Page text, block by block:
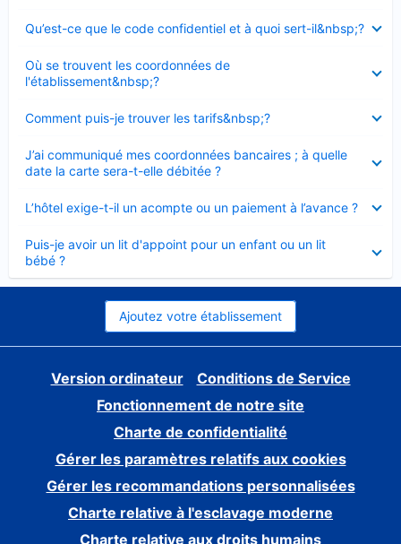
Qu’est-ce que le code confidentiel et à quoi sert-il&nbsp;?
fermé
Où se trouvent les coordonnées de
l'établissement&nbsp;?
fermé
Comment puis-je trouver les tarifs&nbsp;?
fermé
J’ai communiqué mes coordonnées bancaires ; à quelle
date la carte sera-t-elle débitée ?
fermé
L’hôtel exige-t-il un acompte ou un paiement à l’avance ?
fermé
Puis-je avoir un lit d'appoint pour un enfant ou un lit
bébé ?
fermé
Ajoutez votre établissement
Version ordinateur
Conditions de Service
Fonctionnement de notre site
Charte de confidentialité
Gérer les paramètres relatifs aux cookies
Gérer les recommandations personnalisées
Charte relative à l'esclavage moderne
Charte relative aux droits humains